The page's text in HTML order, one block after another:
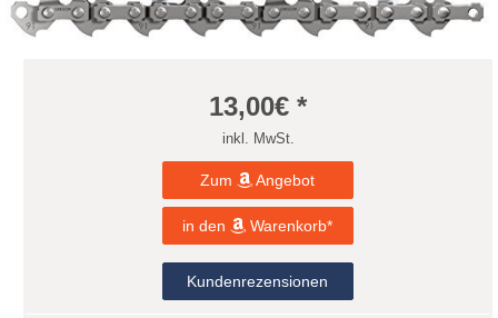
13,00€ *
inkl. MwSt.
Zum Angebot
in den Warenkorb*
Kundenrezensionen